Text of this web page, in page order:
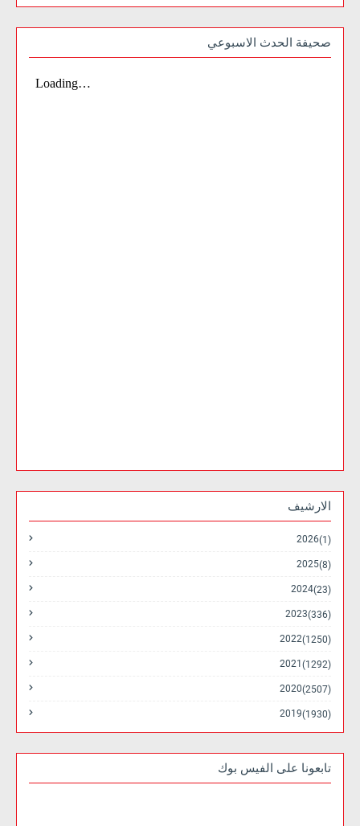
صحيفة الحدث الاسبوعي
الارشيف
2026 (1)
2025 (8)
2024 (23)
2023 (336)
2022 (1250)
2021 (1292)
2020 (2507)
2019 (1930)
تابعونا على الفيس بوك